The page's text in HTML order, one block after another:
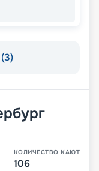
КОЛИЧЕСТВО КАЮТ
106